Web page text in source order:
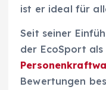
ist er ideal für
Seit seiner
der EcoSport
Bewertungen